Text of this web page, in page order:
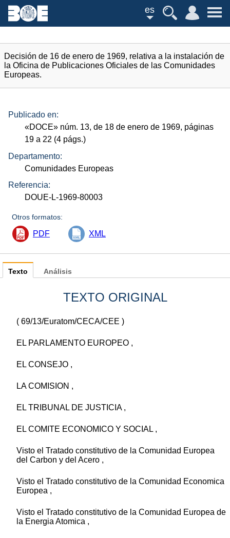
es
Decisión de 16 de enero de 1969, relativa a la instalación de
la Oficina de Publicaciones Oficiales de las Comunidades
Europeas.
Publicado en:
«DOCE» núm. 13, de 18 de enero de 1969, páginas
19 a 22 (4 págs.)
Departamento:
Comunidades Europeas
Referencia:
DOUE-L-1969-80003
Otros formatos:
PDF XML
Texto
TEXTO ORIGINAL
( 69/13/Euratom/CECA/CEE )
EL PARLAMENTO EUROPEO ,
EL CONSEJO ,
LA COMISION ,
EL TRIBUNAL DE JUSTICIA ,
EL COMITE ECONOMICO Y SOCIAL ,
Visto el Tratado constitutivo de la Comunidad Europea
del Carbon y del Acero ,
Visto el Tratado constitutivo de la Comunidad Economica
Europea ,
Visto el Tratado constitutivo de la Comunidad Europea de
la Energia Atomica ,
Análisis